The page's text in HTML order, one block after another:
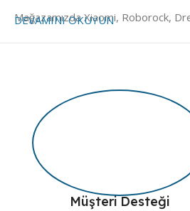
Mağazamızda Xiaomi, Roborock,
RoboClinic olarak yalnızca satış
desteklenmektedir. Evinizin
DEVAMINI OKUYUN
Müşteri Desteği